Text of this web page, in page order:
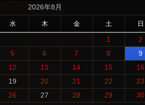
2026年8月
水 木 金 土 日
1
2
5 6 7 8
9
12 13 14 15
16
19 20 21 22
23
26 27 28 29
30